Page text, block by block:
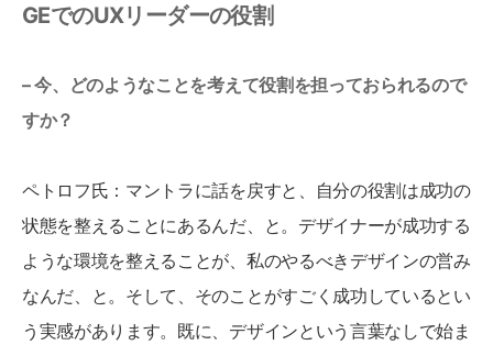
GEでのUXリーダーの役割
– 今、どのようなことを考えて役割を担っておられるので
すか？
ペトロフ氏：マントラに話を戻すと、自分の役割は成功の
状態を整えることにあるんだ、と。デザイナーが成功する
ような環境を整えることが、私のやるべきデザインの営み
なんだ、と。そして、そのことがすごく成功しているとい
う実感があります。既に、デザインという言葉なしで始ま